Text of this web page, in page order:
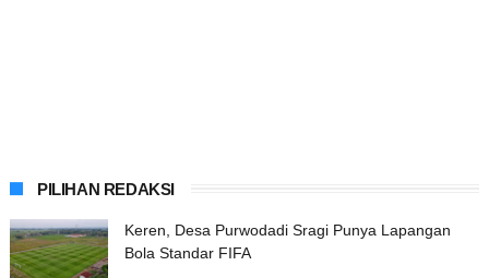
PILIHAN REDAKSI
Keren, Desa Purwodadi Sragi Punya Lapangan
Bola Standar FIFA